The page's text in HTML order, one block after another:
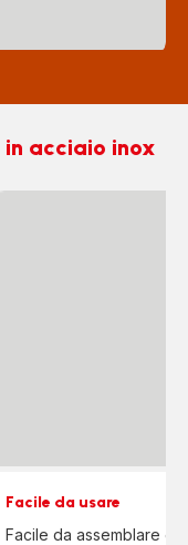
in acciaio inox
Facile da usare
Facile da assemblare e